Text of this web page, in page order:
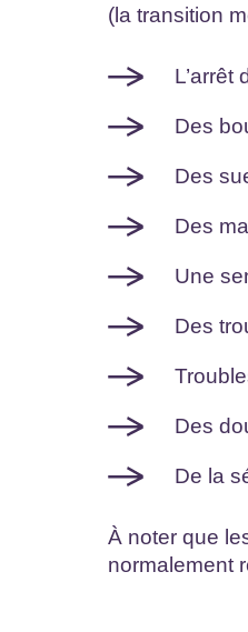
(la transition
L’arrêt
Des
Des
Des
Une
Des
Des
De la
À noter que
normalement